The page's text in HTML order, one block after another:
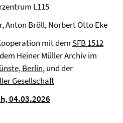
L115
Anton Bröll, Norbert Otto Eke
mit dem SFB 1512
Heiner Müller Archiv im
Berlin, und der
Gesellschaft
04.03.2026